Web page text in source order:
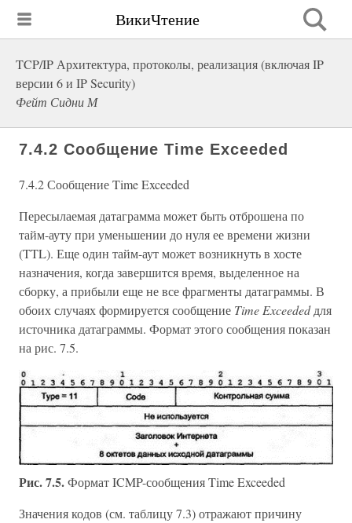
ВикиЧтение
TCP/IP Архитектура, протоколы, реализация (включая IP
версии 6 и IP Security)
Фейт Сидни М
7.4.2 Сообщение Time Exceeded
7.4.2 Сообщение Time Exceeded
Пересылаемая датаграмма может быть отброшена по
тайм-ауту при уменьшении до нуля ее времени жизни
(TTL). Еще один тайм-аут может возникнуть в хосте
назначения, когда завершится время, выделенное на
сборку, а прибыли еще не все фрагменты датаграммы. В
обоих случаях формируется сообщение Time Exceededдля
источника датаграммы. Формат этого сообщения показан
на рис. 7.5.
Рис. 7.5.Формат ICMP-сообщения Time Exceeded
Значения кодов (см. таблицу 7.3) отражают причину